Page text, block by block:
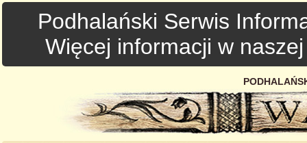
Podhalański Serwis
Więcej informacji w